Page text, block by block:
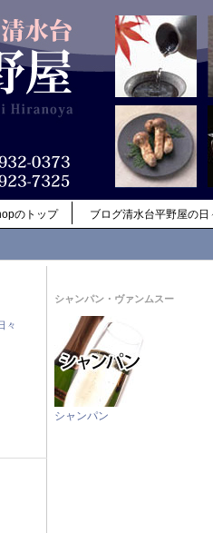
のトップ ブログ清水台平野屋の日
々
シャンパン・ヴァンムスー
シャンパン